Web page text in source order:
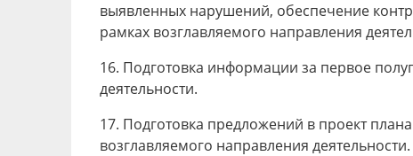
выявленных нарушений, обеспечение
рамках возглавляемого направления
16. Подготовка информации за первое
деятельности.
17. Подготовка предложений в проект
возглавляемого направления деятельности.